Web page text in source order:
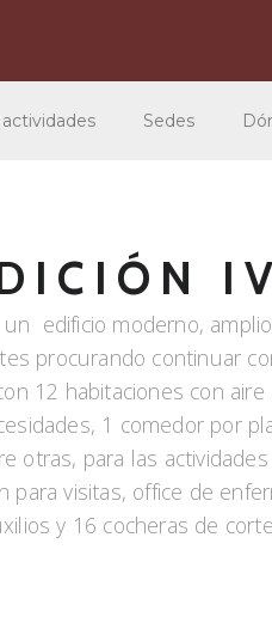
Sedes
IV
edificio moderno,
procurando continuar
12 habitaciones con
1 comedor por
otras, para las
para visitas, office de
y 16 cocheras de